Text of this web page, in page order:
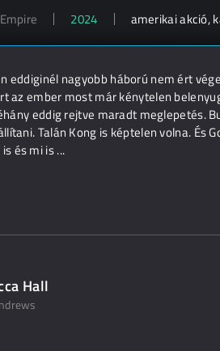
2024 amerikai akció,
eddiginél nagyobb háború nem ért
az ember most már kénytelen
eddig rejtve maradt meglepetés.
Talán Kong is képtelen volna. És
és mi is ...
Hall